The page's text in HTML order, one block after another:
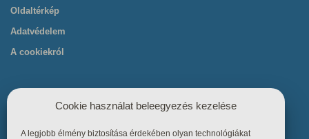
Oldaltérkép
Adatvédelem
A cookiekról
Cookie használat beleegyezés kezelése
A legjobb élmény biztosítása érdekében olyan technológiákat